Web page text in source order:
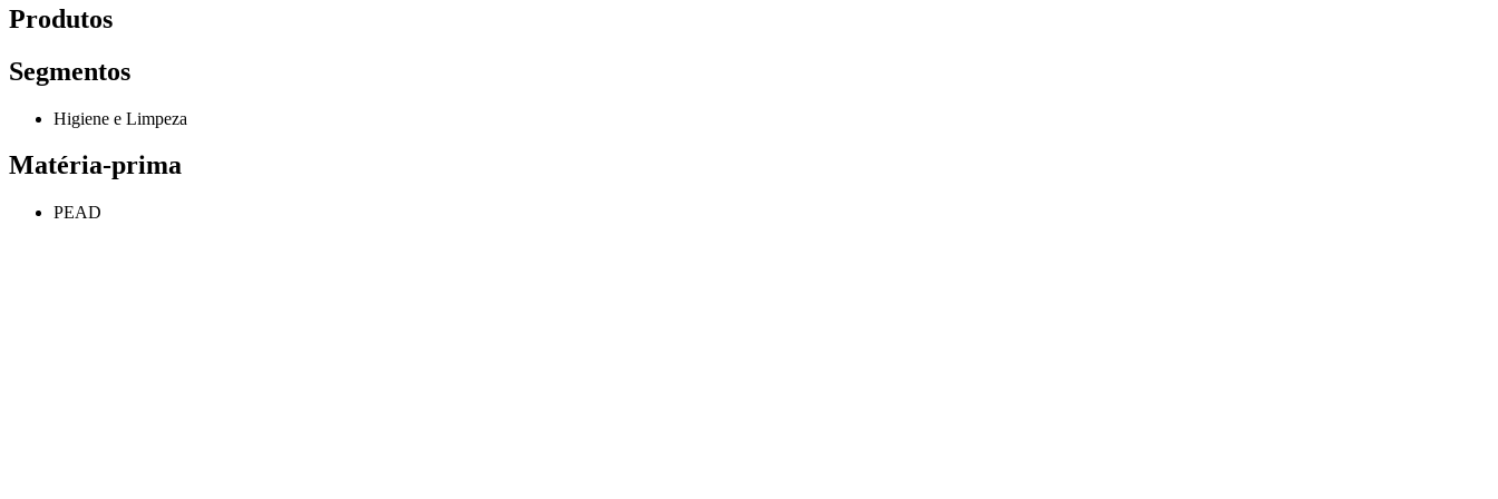
Produtos
Segmentos
Higiene e Limpeza
Matéria-prima
PEAD